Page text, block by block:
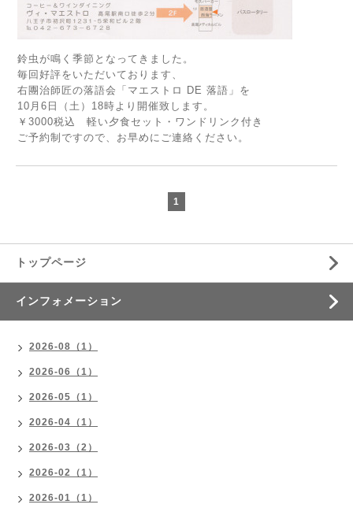
鈴虫が鳴く季節となってきました。
毎回好評をいただいております、
右團治師匠の落語会「マエストロ DE 落語」を
10月6日（土）18時より開催致します。
￥3000税込 軽い夕食セット・ワンドリンク付き
ご予約制ですので、お早めにご連絡ください。
1
トップページ
インフォメーション
2026-08（1）
2026-06（1）
2026-05（1）
2026-04（1）
2026-03（2）
2026-02（1）
2026-01（1）